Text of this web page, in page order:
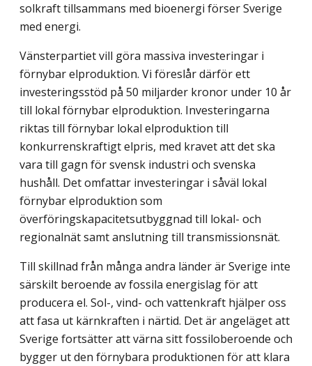
solkraft tillsammans med bioenergi förser Sverige
med energi.
Vänsterpartiet vill göra massiva investeringar i
förnybar elproduktion. Vi föreslår därför ett
investeringsstöd på 50 miljarder kronor under 10 år
till lokal förnybar elproduk­tion. Investeringarna
riktas till förnybar lokal elproduktion till
konkurrenskraftigt elpris, med kravet att det ska
vara till gagn för svensk industri och svenska
hushåll. Det omfattar investeringar i såväl lokal
förnybar elproduktion som
överföringskapacitetsutbyggnad till lokal- och
regionalnät samt anslutning till transmissionsnät.
Till skillnad från många andra länder är Sverige inte
särskilt beroende av fossila energislag för att
producera el. Sol-, vind- och vattenkraft hjälper oss
att fasa ut kärn­kraften i närtid. Det är angeläget att
Sverige fortsätter att värna sitt fossiloberoende och
bygger ut den förnybara produktionen för att klara